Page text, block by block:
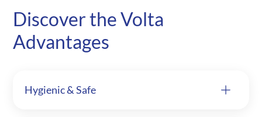
Discover the Volta
Advantages
Hygienic & Safe